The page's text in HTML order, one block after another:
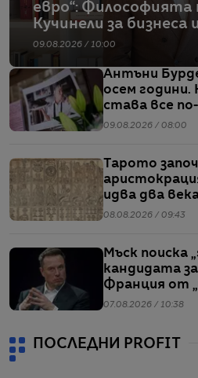
евро“: Философията
Кучинели за
09.08.2026 / 10:00
Антъни
осем
става все
09.08.2026 / 08:00
Тарото
идва два
08.08.2026 / 09:43
Мъск поиска
кандидата
Франция от
07.08.2026 / 10:38
ПОСЛЕДНИ PROFIT